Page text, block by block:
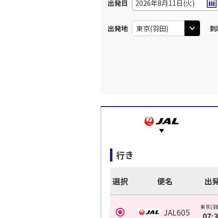
出発日 2026年8月11日(火)
出発地
行き
選択 便名 出
JAL605 東京(